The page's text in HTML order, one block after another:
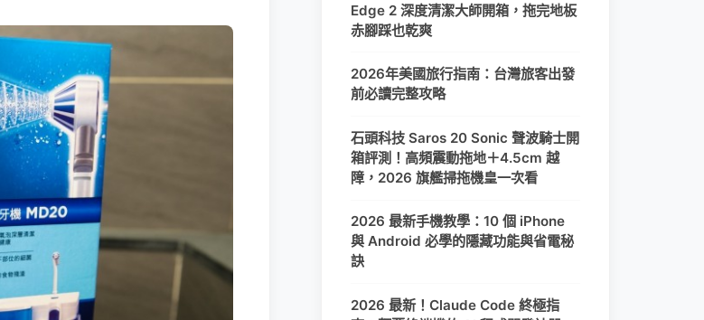
Edge 2 深度清潔大師開箱，拖完地板
赤腳踩也乾爽
2026年美國旅行指南：台灣旅客出發
前必讀完整攻略
石頭科技 Saros 20 Sonic 聲波騎士開
箱評測！高頻震動拖地＋4.5cm 越
障，2026 旗艦掃拖機皇一次看
2026 最新手機教學：10 個 iPhone
與 Android 必學的隱藏功能與省電秘
訣
2026 最新！Claude Code 終極指